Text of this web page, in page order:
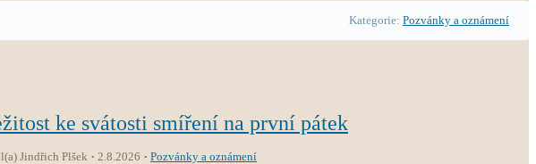
Kategorie: Pozvánky a oznámení
ke svátosti smíření na první pátek
Jindřich Plšek 2.8.2026 Pozvánky a oznámení